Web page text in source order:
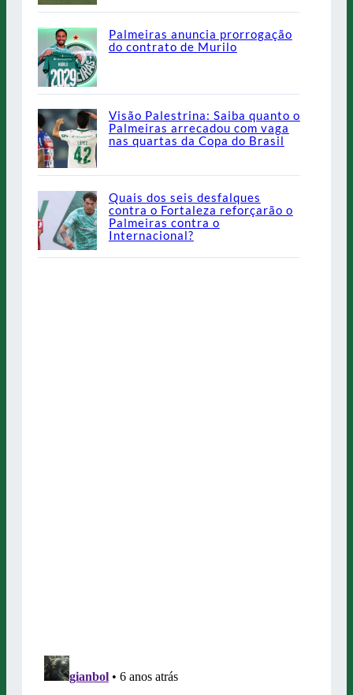
Palmeiras anuncia prorrogação
do contrato de Murilo
Visão Palestrina: Saiba quanto o
Palmeiras arrecadou com vaga
nas quartas da Copa do Brasil
Quais dos seis desfalques
contra o Fortaleza reforçarão o
Palmeiras contra o
Internacional?